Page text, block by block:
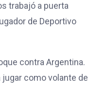
trabajó a puerta
de Deportivo
contra Argentina.
como volante de